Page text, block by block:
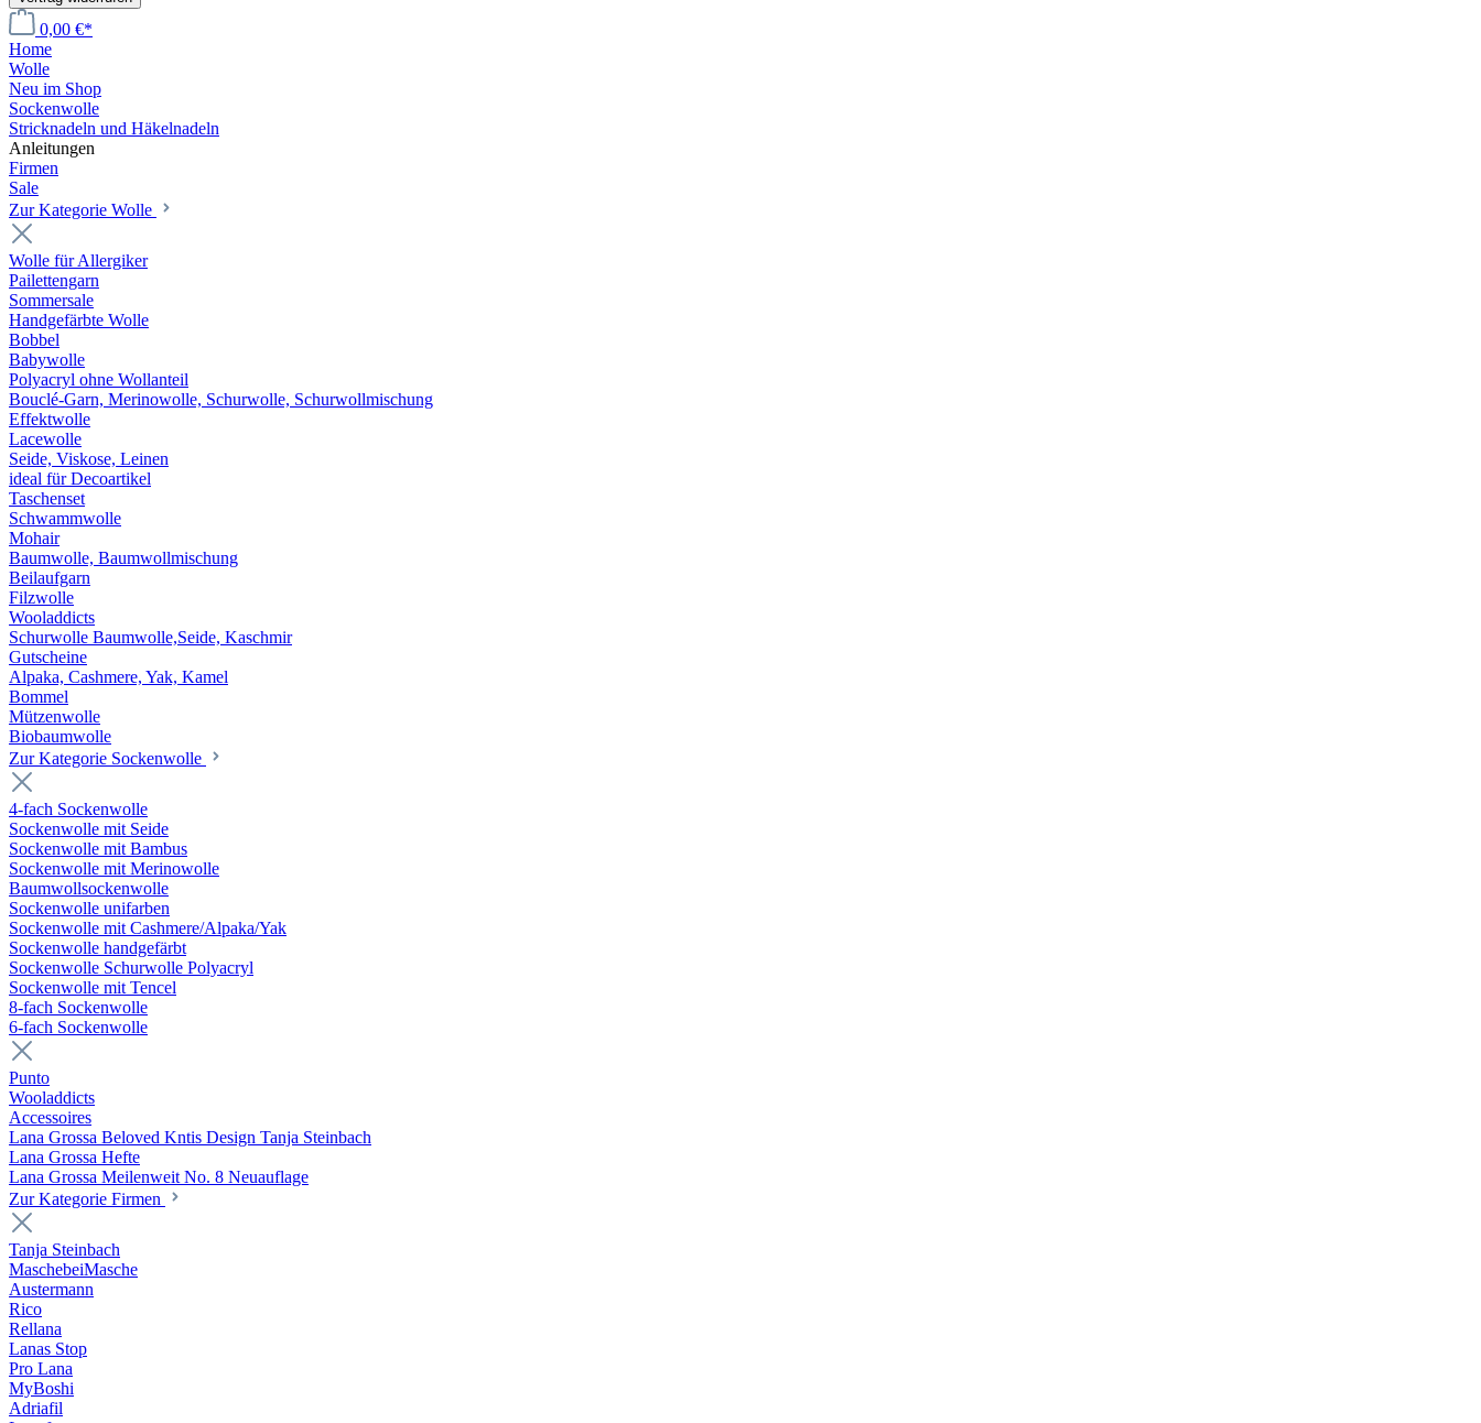
0,00 €*
Home
Wolle
Neu im Shop
Sockenwolle
Stricknadeln und Häkelnadeln
Anleitungen
Firmen
Sale
Zur Kategorie Wolle
Wolle für Allergiker
Pailettengarn
Sommersale
Handgefärbte Wolle
Bobbel
Babywolle
Polyacryl ohne Wollanteil
Bouclé-Garn, Merinowolle, Schurwolle, Schurwollmischung
Effektwolle
Lacewolle
Seide, Viskose, Leinen
ideal für Decoartikel
Taschenset
Schwammwolle
Mohair
Baumwolle, Baumwollmischung
Beilaufgarn
Filzwolle
Wooladdicts
Schurwolle Baumwolle,Seide, Kaschmir
Gutscheine
Alpaka, Cashmere, Yak, Kamel
Bommel
Mützenwolle
Biobaumwolle
Zur Kategorie Sockenwolle
4-fach Sockenwolle
Sockenwolle mit Seide
Sockenwolle mit Bambus
Sockenwolle mit Merinowolle
Baumwollsockenwolle
Sockenwolle unifarben
Sockenwolle mit Cashmere/Alpaka/Yak
Sockenwolle handgefärbt
Sockenwolle Schurwolle Polyacryl
Sockenwolle mit Tencel
8-fach Sockenwolle
6-fach Sockenwolle
Punto
Wooladdicts
Accessoires
Lana Grossa Beloved Kntis Design Tanja Steinbach
Lana Grossa Hefte
Lana Grossa Meilenweit No. 8 Neuauflage
Zur Kategorie Firmen
Tanja Steinbach
MaschebeiMasche
Austermann
Rico
Rellana
Lanas Stop
Pro Lana
MyBoshi
Adriafil